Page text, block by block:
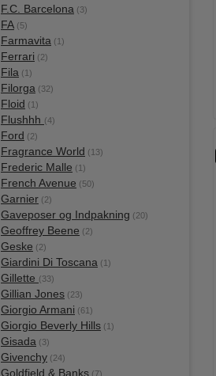
F.C. Barcelona (3)
FA (5)
Farmavita (1)
Ferrari (2)
Fila (1)
Filorga (32)
Floid (1)
Flushhh (4)
Ford (2)
Fragrance World (13)
Frederic Malle (1)
French Avenue (50)
Garnier (2)
Gaveposer og Indpakning (20)
Geoffrey Beene (2)
Geske (2)
Giardini Di Toscana (1)
Gillette (33)
Gillian Jones (23)
Giorgio Armani (61)
Giorgio Beverly Hills (1)
Gisada (3)
Givenchy (24)
Goldfield & Banks (7)